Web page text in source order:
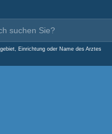
Einrichtung oder Name des Arztes